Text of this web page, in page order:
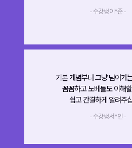
- 수강생 이*준 -
기본 개념부터 그냥 넘어가
꼼꼼하고 노베들도 이해
쉽고 간결하게 알려주
- 수강생 서*인 -